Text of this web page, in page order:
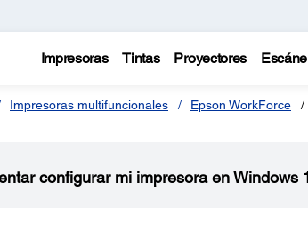
Impresoras Tintas Proyectores
Impresoras multifuncionales Epson WorkForce
configurar mi impresora en